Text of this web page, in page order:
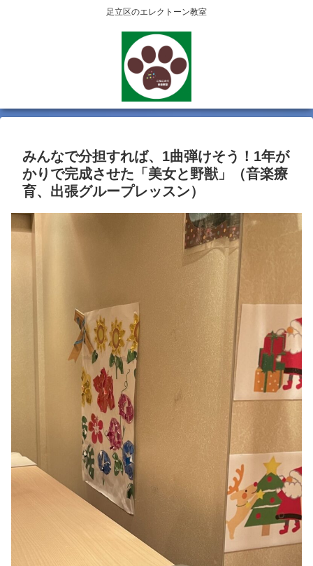
足立区のエレクトーン教室
みんなで分担すれば、1曲弾けそう！1年が
かりで完成させた「美女と野獣」（音楽療
育、出張グループレッスン）